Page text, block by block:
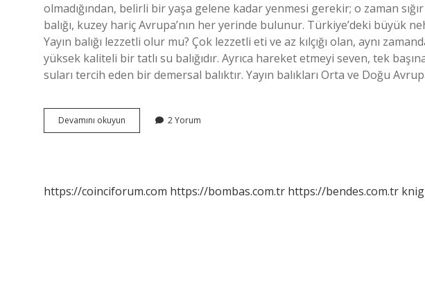
olmadığından, belirli bir yaşa gelene kadar yenmesi gerekir; o zaman
balığı, kuzey hariç Avrupa’nın her yerinde bulunur. Türkiye’deki büyük
Yayın balığı lezzetli olur mu? Çok lezzetli eti ve az kılçığı olan, aynı
yüksek kaliteli bir tatlı su balığıdır. Ayrıca hareket etmeyi seven, tek
suları tercih eden bir demersal balıktır. Yayın balıkları Orta ve Doğu
Devamını okuyun
Balığı
2 Yorum
https://coinciforum.com https://bombas.com.tr https://bendes.com.tr